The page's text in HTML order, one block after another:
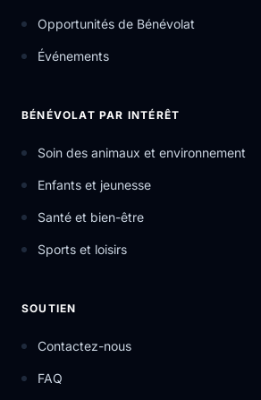
Opportunités de Bénévolat
Événements
BÉNÉVOLAT PAR INTÉRÊT
Soin des animaux et environnement
Enfants et jeunesse
Santé et bien-être
Sports et loisirs
SOUTIEN
Contactez-nous
FAQ